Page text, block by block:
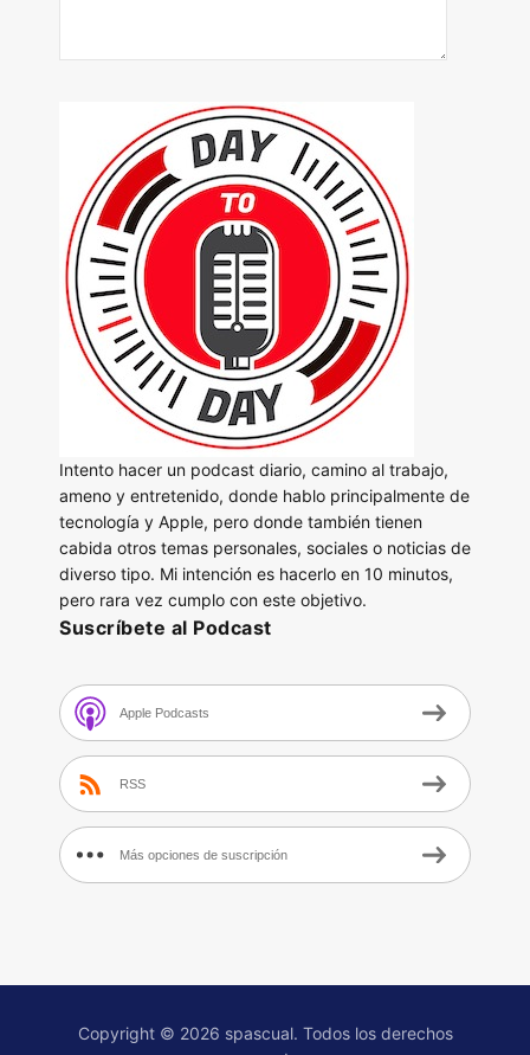
Intento hacer un podcast diario, camino al trabajo,
ameno y entretenido, donde hablo principalmente de
tecnología y Apple, pero donde también tienen
cabida otros temas personales, sociales o noticias de
diverso tipo. Mi intención es hacerlo en 10 minutos,
pero rara vez cumplo con este objetivo.
Suscríbete al Podcast
Apple Podcasts
RSS
Más opciones de suscripción
Copyright © 2026 spascual. Todos los derechos